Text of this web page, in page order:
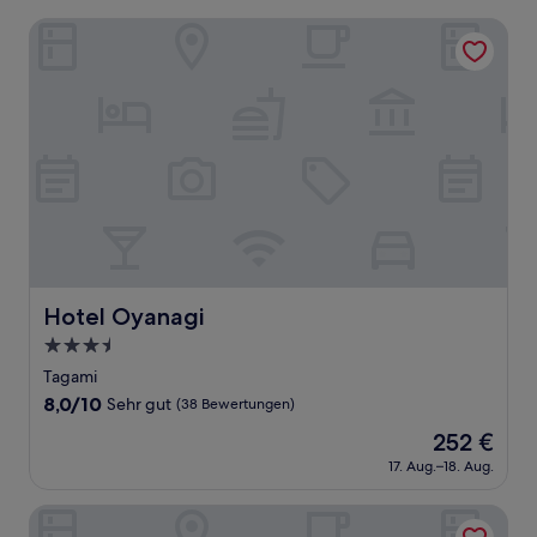
Hotel Oyanagi
Hotel Oyanagi
3.5-
Sterne-
Unterkunft
Tagami
8.0
(38
8,0/10 Sehr gut (38 Bewertungen)
Der
Preis
beträgt
252 €
17. Aug.–18. Aug.